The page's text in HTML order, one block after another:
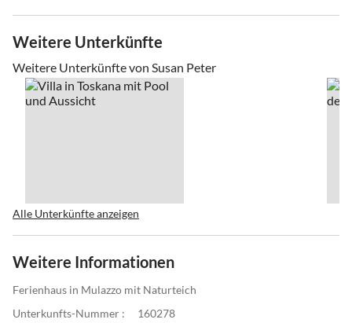
Weitere Unterkünfte
Weitere Unterkünfte von Susan Peter
Alle Unterkünfte anzeigen
Weitere Informationen
Ferienhaus in Mulazzo mit Naturteich
Unterkunfts-Nummer :
160278